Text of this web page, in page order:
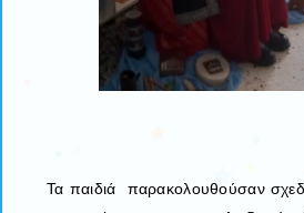
Τα παιδιά παρακολουθούσαν